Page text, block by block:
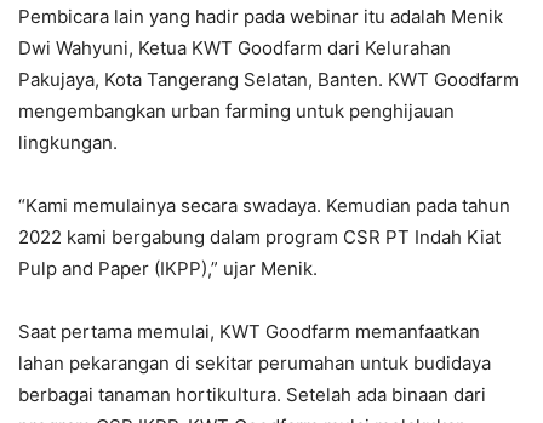
Pembicara lain yang hadir pada webinar itu adalah Menik
Dwi Wahyuni, Ketua KWT Goodfarm dari Kelurahan
Pakujaya, Kota Tangerang Selatan, Banten. KWT Goodfarm
mengembangkan urban farming untuk penghijauan
lingkungan.
“Kami memulainya secara swadaya. Kemudian pada tahun
2022 kami bergabung dalam program CSR PT Indah Kiat
Pulp and Paper (IKPP),” ujar Menik.
Saat pertama memulai, KWT Goodfarm memanfaatkan
lahan pekarangan di sekitar perumahan untuk budidaya
berbagai tanaman hortikultura. Setelah ada binaan dari